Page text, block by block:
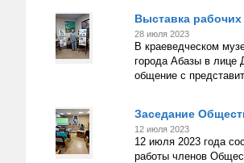
Выставка
28 июля 2023
В краеведческом
города Абазы в лице
общение с
Заседание
12 июля 2023
12 июля 2023 года
работы членов